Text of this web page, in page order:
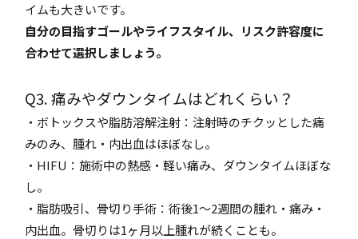
イムも大きいです。
自分の目指すゴールやライフスタイル、リスク許容度に
合わせて選択しましょう。
Q3. 痛みやダウンタイムはどれくらい？
・ボトックスや脂肪溶解注射：注射時のチクッとした痛
みのみ、腫れ・内出血はほぼなし。
・HIFU：施術中の熱感・軽い痛み、ダウンタイムほぼな
し。
・脂肪吸引、骨切り手術：術後1〜2週間の腫れ・痛み・
内出血。骨切りは1ヶ月以上腫れが続くことも。